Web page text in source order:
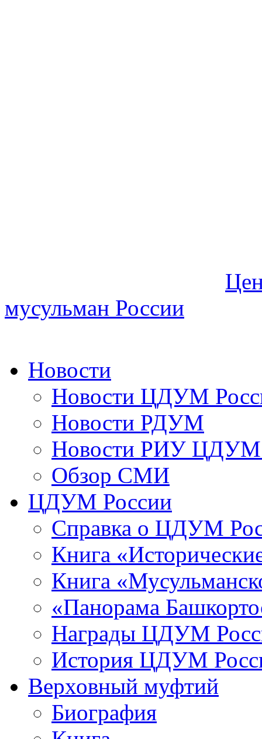
мусульман России
Новости
Новости ЦДУМ
Новости РДУМ
Новости РИУ ЦДУМ
Обзор СМИ
ЦДУМ России
Справка о ЦДУМ
Книга
Книга
«Панорама
Награды ЦДУМ
История ЦДУМ
Верховный муфтий
Биография